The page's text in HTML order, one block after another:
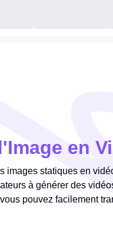
en
images statiques en
à générer des
pouvez facilement